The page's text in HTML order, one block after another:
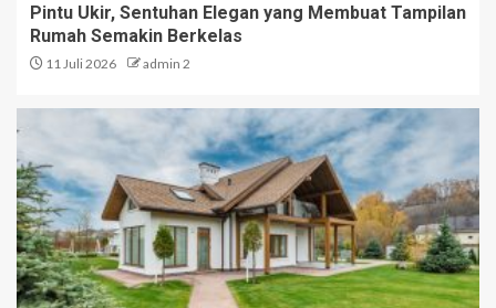
Pintu Ukir, Sentuhan Elegan yang Membuat Tampilan
Rumah Semakin Berkelas
11 Juli 2026 admin 2